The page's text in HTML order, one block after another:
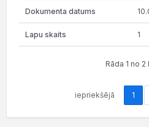
1
Rāda 1 no 2
iepriekšējā 1